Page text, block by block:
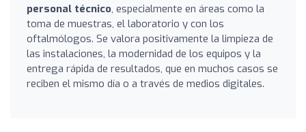
personal técnico, especialmente en áreas como la
toma de muestras, el laboratorio y con los
oftalmólogos. Se valora positivamente la limpieza de
las instalaciones, la modernidad de los equipos y la
entrega rápida de resultados, que en muchos casos se
reciben el mismo día o a través de medios digitales.